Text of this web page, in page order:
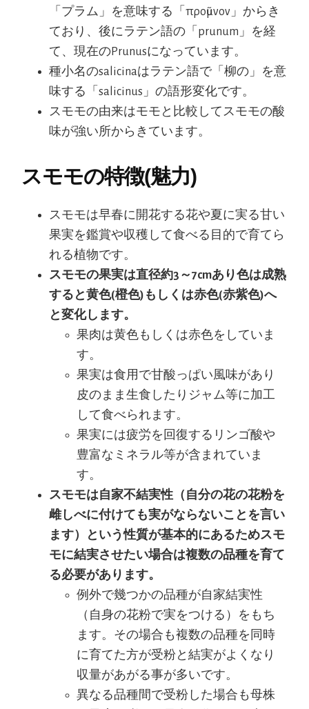
「プラム」を意味する「προῦμνον」からき
ており、後にラテン語の「prunum」を経
て、現在のPrunusになっています。
種小名のsalicinaはラテン語で「柳の」を意
味する「salicinus」の語形変化です。
スモモの由来はモモと比較してスモモの酸
味が強い所からきています。
スモモの特徴(魅力)
スモモは早春に開花する花や夏に実る甘い
果実を鑑賞や収穫して食べる目的で育てら
れる植物です。
スモモの果実は直径約3～7cmあり色は成熟
すると黄色(橙色)もしくは赤色(赤紫色)へ
と変化します。
果肉は黄色もしくは赤色をしていま
す。
果実は食用で甘酸っぱい風味があり
皮のまま生食したりジャム等に加工
して食べられます。
果実には疲労を回復するリンゴ酸や
豊富なミネラル等が含まれていま
す。
スモモは自家不結実性（自分の花の花粉を
雌しべに付けても実がならないことを言い
ます）という性質が基本的にあるためスモ
モに結実させたい場合は複数の品種を育て
る必要があります。
例外で幾つかの品種が自家結実性
（自身の花粉で実をつける）をもち
ます。その場合も複数の品種を同時
に育てた方が受粉と結実がよくなり
収量があがる事が多いです。
異なる品種間で受粉した場合も母株